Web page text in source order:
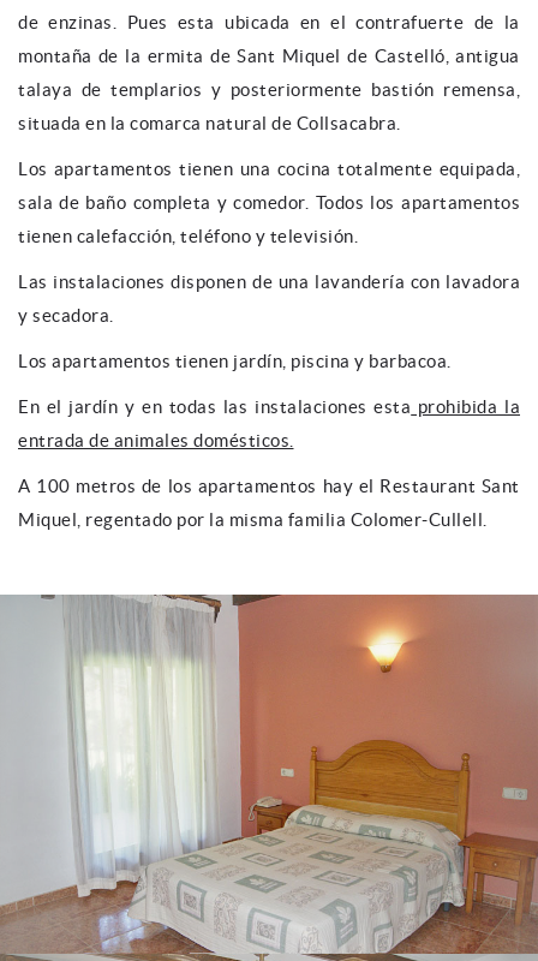
de enzinas. Pues esta ubicada en el contrafuerte de la
montaña de la ermita de Sant Miquel de Castelló, antigua
talaya de templarios y posteriormente bastión remensa,
situada en la comarca natural de Collsacabra.
Los apartamentos tienen una cocina totalmente equipada,
sala de baño completa y comedor. Todos los apartamentos
tienen calefacción, teléfono y televisión.
Las instalaciones disponen de una lavandería con lavadora
y secadora.
Los apartamentos tienen jardín, piscina y barbacoa.
En el jardín y en todas las instalaciones esta prohibida la
entrada de animales domésticos.
A 100 metros de los apartamentos hay el Restaurant Sant
Miquel, regentado por la misma familia Colomer-Cullell.